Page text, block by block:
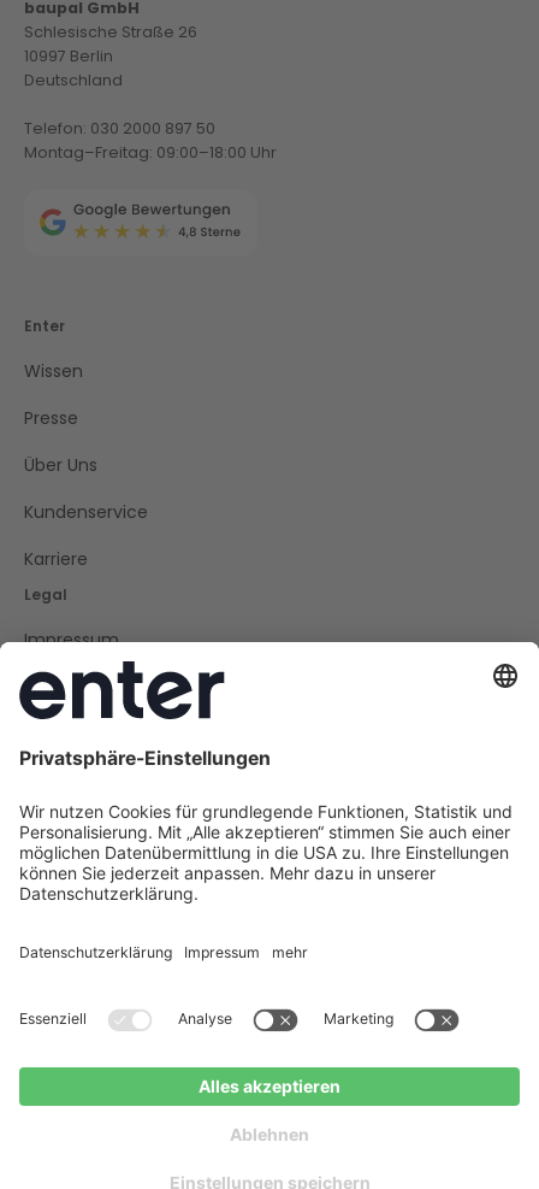
baupal GmbH
Schlesische Straße 26
10997 Berlin
Deutschland
Telefon: 030 2000 897 50
Montag–Freitag: 09:00–18:00 Uhr
Enter
Wissen
Presse
Über Uns
Kundenservice
Karriere
Legal
Impressum
Datenschutz
Barrierefreiheit
Social
Instagram
LinkedIn